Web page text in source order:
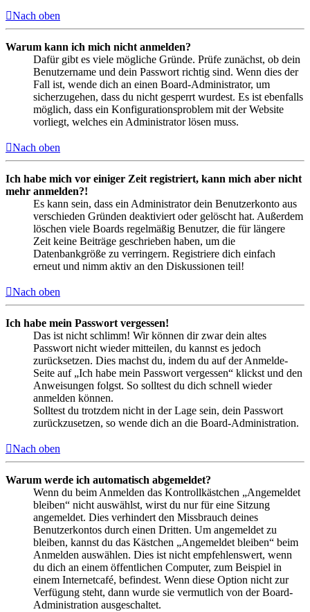
Nach oben
Warum kann ich mich nicht anmelden?
Dafür gibt es viele mögliche Gründe. Prüfe zunächst, ob dein
Benutzername und dein Passwort richtig sind. Wenn dies der
Fall ist, wende dich an einen Board-Administrator, um
sicherzugehen, dass du nicht gesperrt wurdest. Es ist ebenfalls
möglich, dass ein Konfigurationsproblem mit der Website
vorliegt, welches ein Administrator lösen muss.
Nach oben
Ich habe mich vor einiger Zeit registriert, kann mich aber nicht
mehr anmelden?!
Es kann sein, dass ein Administrator dein Benutzerkonto aus
verschieden Gründen deaktiviert oder gelöscht hat. Außerdem
löschen viele Boards regelmäßig Benutzer, die für längere
Zeit keine Beiträge geschrieben haben, um die
Datenbankgröße zu verringern. Registriere dich einfach
erneut und nimm aktiv an den Diskussionen teil!
Nach oben
Ich habe mein Passwort vergessen!
Das ist nicht schlimm! Wir können dir zwar dein altes
Passwort nicht wieder mitteilen, du kannst es jedoch
zurücksetzen. Dies machst du, indem du auf der Anmelde-
Seite auf „Ich habe mein Passwort vergessen“ klickst und den
Anweisungen folgst. So solltest du dich schnell wieder
anmelden können.
Solltest du trotzdem nicht in der Lage sein, dein Passwort
zurückzusetzen, so wende dich an die Board-Administration.
Nach oben
Warum werde ich automatisch abgemeldet?
Wenn du beim Anmelden das Kontrollkästchen „Angemeldet
bleiben“ nicht auswählst, wirst du nur für eine Sitzung
angemeldet. Dies verhindert den Missbrauch deines
Benutzerkontos durch einen Dritten. Um angemeldet zu
bleiben, kannst du das Kästchen „Angemeldet bleiben“ beim
Anmelden auswählen. Dies ist nicht empfehlenswert, wenn
du dich an einem öffentlichen Computer, zum Beispiel in
einem Internetcafé, befindest. Wenn diese Option nicht zur
Verfügung steht, dann wurde sie vermutlich von der Board-
Administration ausgeschaltet.